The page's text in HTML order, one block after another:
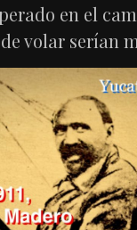
en el
volar serían